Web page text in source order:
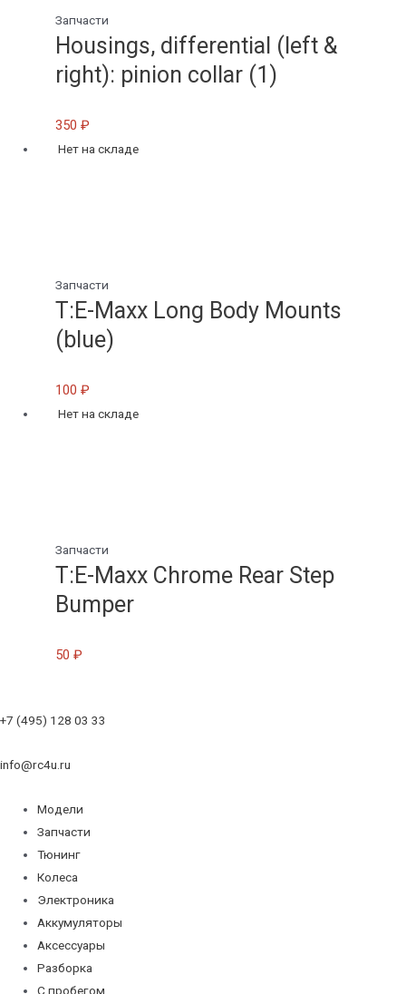
Запчасти
Housings, differential (left &
right): pinion collar (1)
350₽
Нет на складе
Запчасти
T:E-Maxx Long Body Mounts
(blue)
100₽
Нет на складе
Запчасти
T:E-Maxx Chrome Rear Step
Bumper
50₽
+7 (495) 128 03 33
info@rc4u.ru
Модели
Запчасти
Тюнинг
Колеса
Электроника
Аккумуляторы
Аксессуары
Разборка
С пробегом